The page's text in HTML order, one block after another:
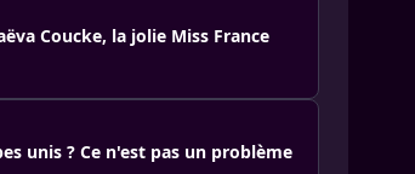
Coucke, la jolie Miss France
unis ? Ce n'est pas un problème